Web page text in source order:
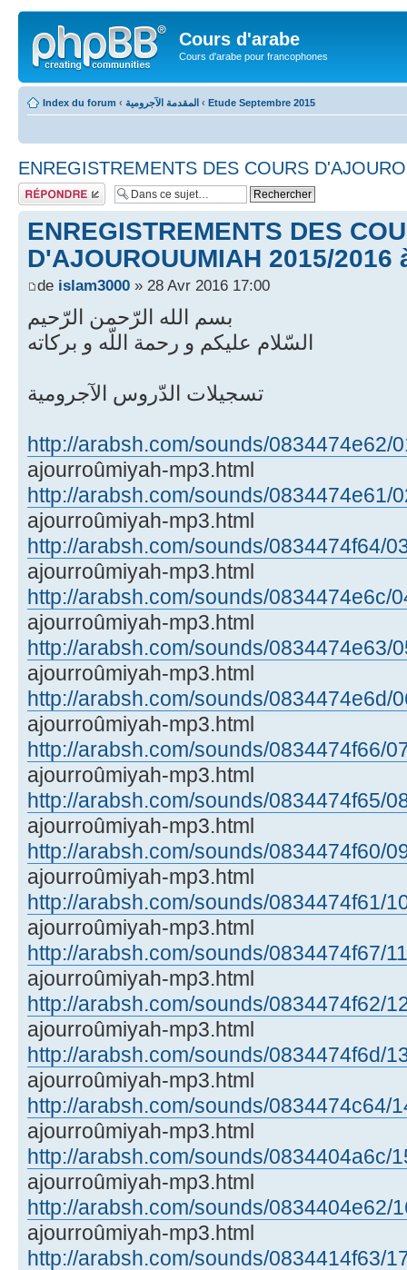
Cours d'arabe
Cours d'arabe pour francophones
Index du forum ‹ المقدمة الآجرومية ‹ Etude Septembre 2015
ENREGISTREMENTS DES COURS
Répondre
ENREGISTREMENTS DES
D'AJOUROUUMIAH 2015/2016
de islam3000 » 28 Avr 2016 17:00
بسم الله الرّحمن الرّحيم
السّلام عليكم و رحمة اللّه و بركاته
تسجيلات الدّروس الآجرومية
http://arabsh.com/sounds/0834474e62/
ajourroûmiyah-mp3.html
http://arabsh.com/sounds/0834474e61/
ajourroûmiyah-mp3.html
http://arabsh.com/sounds/0834474f64/
ajourroûmiyah-mp3.html
http://arabsh.com/sounds/0834474e6c/
ajourroûmiyah-mp3.html
http://arabsh.com/sounds/0834474e63/
ajourroûmiyah-mp3.html
http://arabsh.com/sounds/0834474e6d/
ajourroûmiyah-mp3.html
http://arabsh.com/sounds/0834474f66/
ajourroûmiyah-mp3.html
http://arabsh.com/sounds/0834474f65/
ajourroûmiyah-mp3.html
http://arabsh.com/sounds/0834474f60/
ajourroûmiyah-mp3.html
http://arabsh.com/sounds/0834474f61/
ajourroûmiyah-mp3.html
http://arabsh.com/sounds/0834474f67/
ajourroûmiyah-mp3.html
http://arabsh.com/sounds/0834474f62/
ajourroûmiyah-mp3.html
http://arabsh.com/sounds/0834474f6d/
ajourroûmiyah-mp3.html
http://arabsh.com/sounds/0834474c64/
ajourroûmiyah-mp3.html
http://arabsh.com/sounds/0834404a6c/
ajourroûmiyah-mp3.html
http://arabsh.com/sounds/0834404e62/
ajourroûmiyah-mp3.html
http://arabsh.com/sounds/0834414f63/